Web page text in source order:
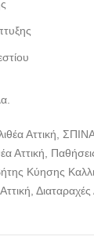
Αττική,
Αττική,
Κύησης